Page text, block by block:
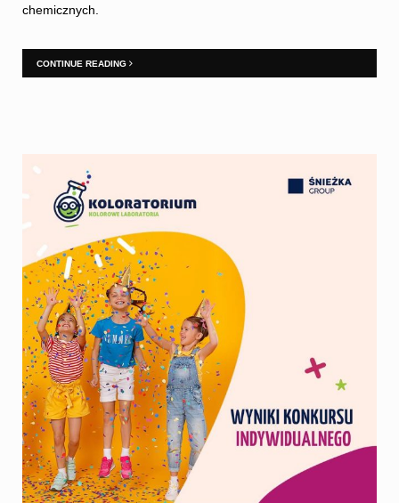
chemicznych.
CONTINUE READING